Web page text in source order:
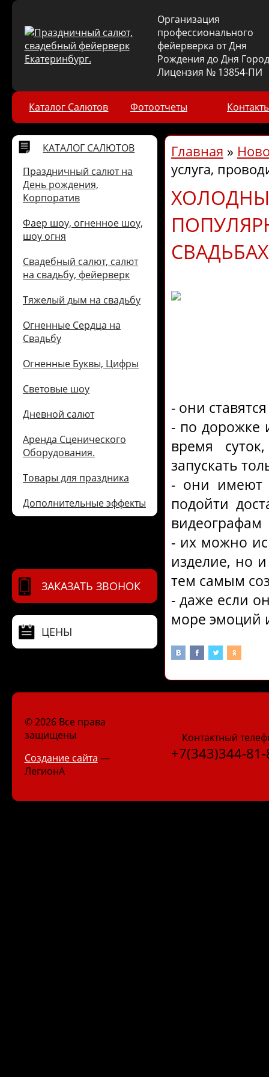
Организация
профессионального
фейерверка от Дня
Рождения до Дня
Лицензия № 13854-ПИ
Каталог Салютов Фотоотчеты
КАТАЛОГ САЛЮТОВ
Праздничный салют на
День рождения,
Корпоратив
Фаер шоу, огненное шоу,
шоу огня
Свадебный салют, салют
на свадьбу, фейерверк
Тяжелый дым на свадьбу
Огненные Сердца на
Свадьбу
Огненные Буквы, Цифры
Световые шоу
Дневной салют
Аренда Сценического
Оборудования.
Товары для праздника
Дополнительные эффекты
ЗАКАЗАТЬ ЗВОНОК
ЦЕНЫ
Главная »
услуга,
- они
- по дорожке
время
запускать
- они имеют
подойти
видеографам
- их можно
изделие, но
тем самым
- даже если
море эмоций
© 2026 Все права
защищены
Создание сайта —
ЛегионА
Контактный
+7(343)344-